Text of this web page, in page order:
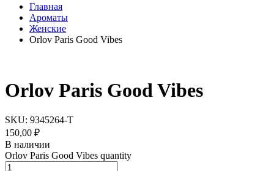
Главная
Ароматы
Женские
Orlov Paris Good Vibes
Orlov Paris Good Vibes
SKU: 9345264-T
150,00 ₽
В наличии
Orlov Paris Good Vibes quantity